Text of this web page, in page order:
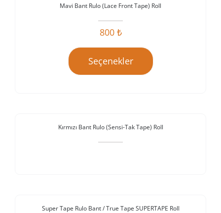
Mavi Bant Rulo (Lace Front Tape) Roll
800 ₺
Seçenekler
Kırmızı Bant Rulo (Sensi-Tak Tape) Roll
Super Tape Rulo Bant / True Tape SUPERTAPE Roll